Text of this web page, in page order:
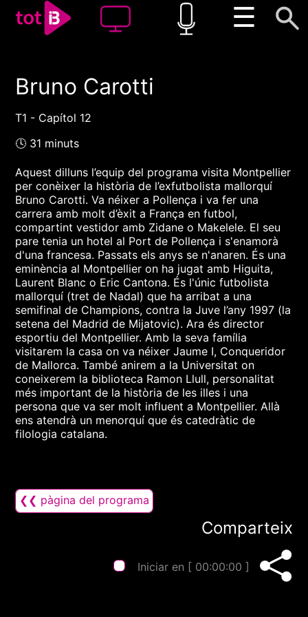
☰
00:00 00:00
Bruno Carotti
T1 - Capítol 12
🕓 31 minuts
Aquest dilluns l’equip del programa visita Montpellier
per conèixer la història de l’exfutbolista mallorquí
Bruno Carotti. Va néixer a Pollença i va fer una
carrera amb molt d’èxit a França en futbol,
compartint vestidor amb Zidane o Makelele. El seu
pare tenia un hotel al Port de Pollença i s'enamorà
d'una francesa. Passats els anys se n'anaren. És una
eminència al Montpellier on ha jugat amb Higuita,
Laurent Blanc o Eric Cantona. És l'únic futbolista
mallorquí (tret de Nadal) que ha arribat a una
semifinal de Champions, contra la Juve l’any 1997 (la
setena del Madrid de Mijatovic). Ara és director
esportiu del Montpellier. Amb la seva família
visitarem la casa on va néixer Jaume I, Conqueridor
de Mallorca. També anirem a la Universitat on
coneixerem la biblioteca Ramon Llull, personalitat
més important de la història de les illes i una
persona que va ser molt influent a Montpellier. Allà
ens atendrà un menorquí que és catedràtic de
filologia catalana.
❮❮ pàgina del programa
Comparteix
Iniciar en [ 00:00:00 ]